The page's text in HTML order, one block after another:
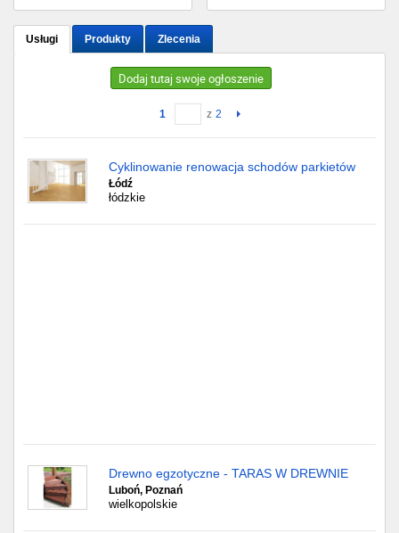
Usługi Produkty Zlecenia
Dodaj tutaj swoje ogłoszenie
1 z 2
Cyklinowanie renowacja schodów parkietów
Łódź
łódzkie
Drewno egzotyczne - TARAS W DREWNIE
Luboń, Poznań
wielkopolskie
Łódź
Chorzów
Kielce
Częstochowa